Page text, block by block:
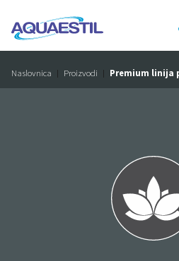
Naslovnica Proizvodi Premium linija